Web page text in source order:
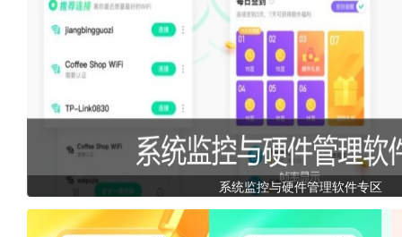
系统监控与硬件管理软件专区